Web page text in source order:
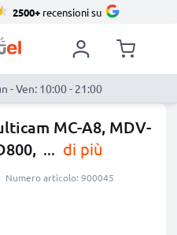
2500+recensioni su
- Ven: 10:00 - 21:00
MC-A8, MDV-
... di più
Numero articolo: 900045